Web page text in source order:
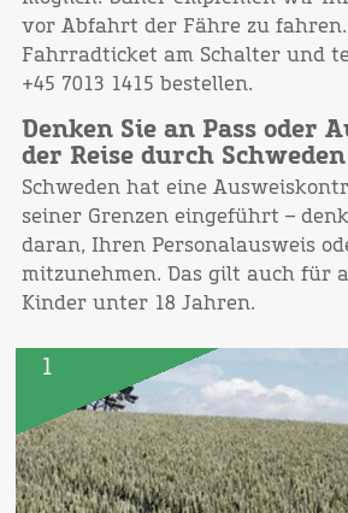
vor Abfahrt der Fähre zu
Fahrradticket am Schalter und
+45 7013 1415 bestellen.
Denken Sie an Pass oder
der Reise durch Schweden
Schweden hat eine
seiner Grenzen eingeführt –
daran, Ihren Personalausweis
mitzunehmen. Das gilt auch für
Kinder unter 18 Jahren.
1